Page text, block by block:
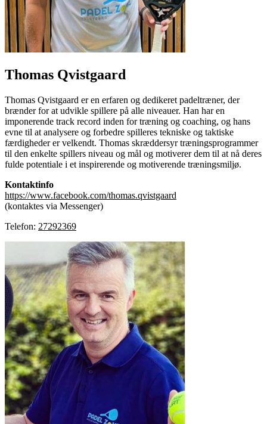
Thomas Qvistgaard
Thomas Qvistgaard er en erfaren og dedikeret padeltræner, der
brænder for at udvikle spillere på alle niveauer. Han har en
imponerende track record inden for træning og coaching, og hans
evne til at analysere og forbedre spilleres tekniske og taktiske
færdigheder er velkendt. Thomas skræddersyr træningsprogrammer
til den enkelte spillers niveau og mål og motiverer dem til at nå deres
fulde potentiale i et inspirerende og motiverende træningsmiljø.
Kontaktinfo
https://www.facebook.com/thomas.qvistgaard
(kontaktes via Messenger)
Telefon: 27292369